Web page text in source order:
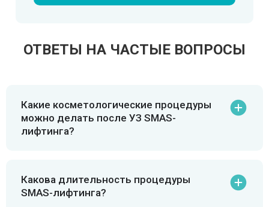
ОТВЕТЫ НА ЧАСТЫЕ ВОПРОСЫ
Какие косметологические процедуры
можно делать после УЗ SMAS-
лифтинга?
Какова длительность процедуры
SMAS-лифтинга?